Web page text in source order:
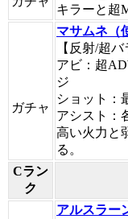
キラーと超
ガチャ
マサムネ（
【反射/超
アビ：超
ジ
ショット：
アシスト：
高い火力と
る。
Cラン
ク
アルスラー